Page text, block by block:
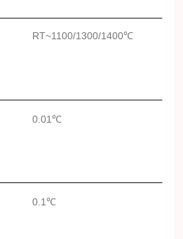
RT~1100/1300/1400℃
0.01℃
0.1℃